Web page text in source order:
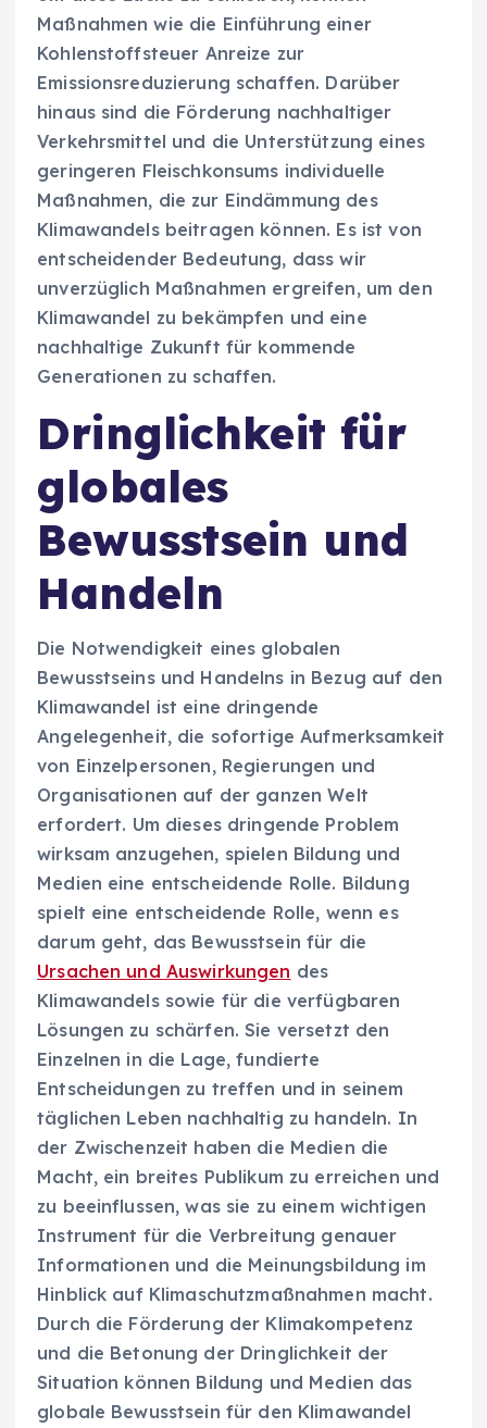
Maßnahmen wie die Einführung einer
Kohlenstoffsteuer Anreize zur
Emissionsreduzierung schaffen. Darüber
hinaus sind die Förderung nachhaltiger
Verkehrsmittel und die Unterstützung eines
geringeren Fleischkonsums individuelle
Maßnahmen, die zur Eindämmung des
Klimawandels beitragen können. Es ist von
entscheidender Bedeutung, dass wir
unverzüglich Maßnahmen ergreifen, um den
Klimawandel zu bekämpfen und eine
nachhaltige Zukunft für kommende
Generationen zu schaffen.
Dringlichkeit für
globales
Bewusstsein und
Handeln
Die Notwendigkeit eines globalen
Bewusstseins und Handelns in Bezug auf den
Klimawandel ist eine dringende
Angelegenheit, die sofortige Aufmerksamkeit
von Einzelpersonen, Regierungen und
Organisationen auf der ganzen Welt
erfordert. Um dieses dringende Problem
wirksam anzugehen, spielen Bildung und
Medien eine entscheidende Rolle. Bildung
spielt eine entscheidende Rolle, wenn es
darum geht, das Bewusstsein für die
Ursachen und Auswirkungen des
Klimawandels sowie für die verfügbaren
Lösungen zu schärfen. Sie versetzt den
Einzelnen in die Lage, fundierte
Entscheidungen zu treffen und in seinem
täglichen Leben nachhaltig zu handeln. In
der Zwischenzeit haben die Medien die
Macht, ein breites Publikum zu erreichen und
zu beeinflussen, was sie zu einem wichtigen
Instrument für die Verbreitung genauer
Informationen und die Meinungsbildung im
Hinblick auf Klimaschutzmaßnahmen macht.
Durch die Förderung der Klimakompetenz
und die Betonung der Dringlichkeit der
Situation können Bildung und Medien das
globale Bewusstsein für den Klimawandel